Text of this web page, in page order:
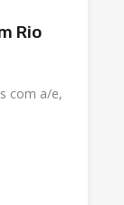
Rio
com a/e,